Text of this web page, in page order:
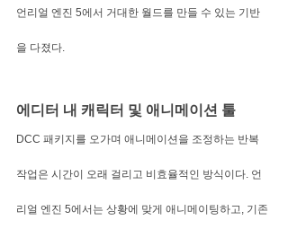
언리얼 엔진 5에서 거대한 월드를 만들 수 있는 기반
을 다졌다.
에디터 내 캐릭터 및 애니메이션 툴
DCC 패키지를 오가며 애니메이션을 조정하는 반복
작업은 시간이 오래 걸리고 비효율적인 방식이다. 언
리얼 엔진 5에서는 상황에 맞게 애니메이팅하고, 기존